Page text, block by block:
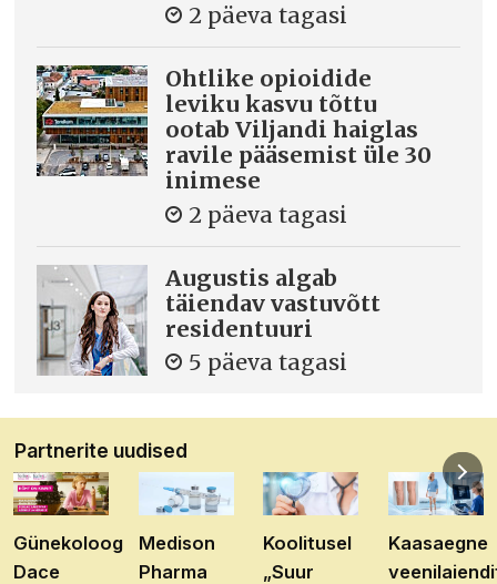
2 päeva tagasi
Ohtlike opioidide
leviku kasvu tõttu
ootab Viljandi haiglas
ravile pääsemist üle 30
inimese
2 päeva tagasi
Augustis algab
täiendav vastuvõtt
residentuuri
5 päeva tagasi
Partnerite uudised
Günekoloog
Dace
Medison
Pharma
Koolitusel
„Suur
Kaasaegne